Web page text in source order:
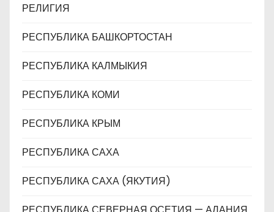
РЕЛИГИЯ
РЕСПУБЛИКА БАШКОРТОСТАН
РЕСПУБЛИКА КАЛМЫКИЯ
РЕСПУБЛИКА КОМИ
РЕСПУБЛИКА КРЫМ
РЕСПУБЛИКА САХА
РЕСПУБЛИКА САХА (ЯКУТИЯ)